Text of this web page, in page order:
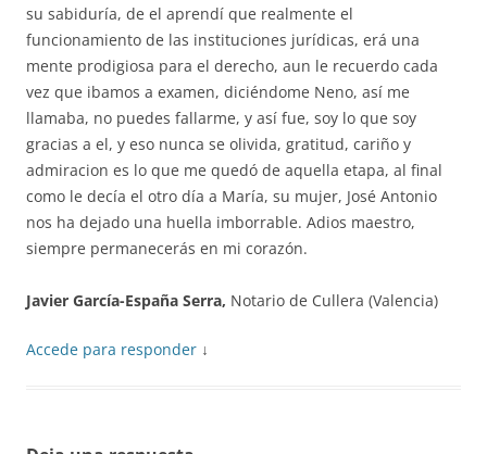
su sabiduría, de el aprendí que realmente el
funcionamiento de las instituciones jurídicas, erá una
mente prodigiosa para el derecho, aun le recuerdo cada
vez que ibamos a examen, diciéndome Neno, así me
llamaba, no puedes fallarme, y así fue, soy lo que soy
gracias a el, y eso nunca se olivida, gratitud, cariño y
admiracion es lo que me quedó de aquella etapa, al final
como le decía el otro día a María, su mujer, José Antonio
nos ha dejado una huella imborrable. Adios maestro,
siempre permanecerás en mi corazón.
Javier García-España Serra, Notario de Cullera (Valencia)
Accede para responder ↓